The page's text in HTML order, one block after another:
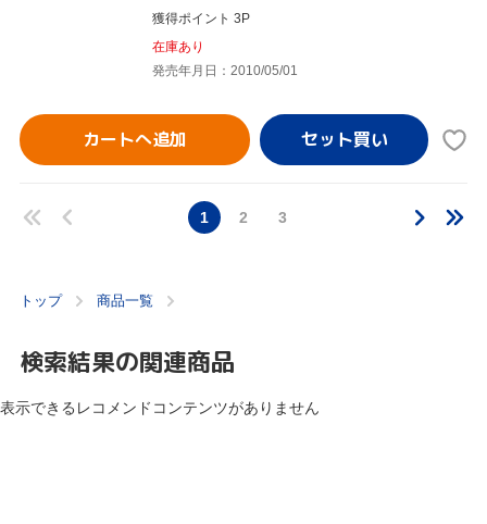
獲得ポイント 3P
在庫あり
発売年月日：2010/05/01
カートへ追加
1 2 3
トップ 商品一覧
検索結果の関連商品
表示できるレコメンドコンテンツがありません